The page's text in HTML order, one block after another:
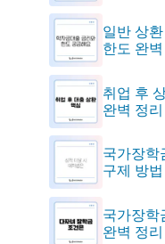
일반 상
한도 완
취업 후
완벽 정
국가장학
구제 방
국가장학
완벽 정